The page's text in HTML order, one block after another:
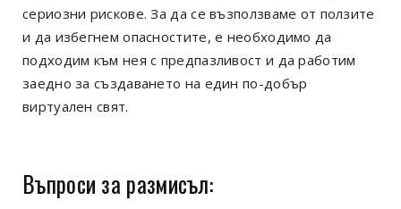
сериозни рискове. За да се възползваме от ползите
и да избегнем опасностите, е необходимо да
подходим към нея с предпазливост и да работим
заедно за създаването на един по-добър
виртуален свят.
Въпроси за размисъл: